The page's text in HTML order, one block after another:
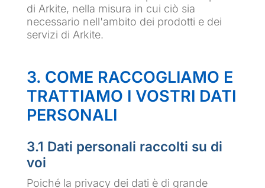
di Arkite, nella misura in cui ciò sia
necessario nell'ambito dei prodotti e dei
servizi di Arkite.
3. COME RACCOGLIAMO E
TRATTIAMO I VOSTRI DATI
PERSONALI
3.1 Dati personali raccolti su di
voi
Poiché la privacy dei dati è di grande